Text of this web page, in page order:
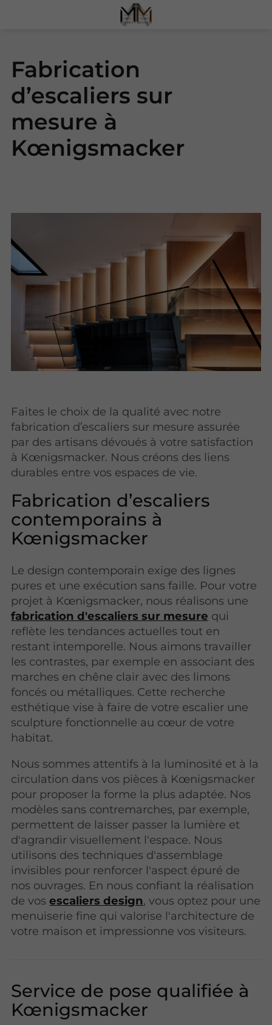
Fabrication
d’escaliers sur
mesure à
Kœnigsmacker
Faites le choix de la qualité avec notre
fabrication d’escaliers sur mesure assurée
par des artisans dévoués à votre satisfaction
à Kœnigsmacker. Nous créons des liens
durables entre vos espaces de vie.
Fabrication d’escaliers
contemporains à
Kœnigsmacker
Le design contemporain exige des lignes
pures et une exécution sans faille. Pour votre
projet à Kœnigsmacker, nous réalisons une
fabrication d'escaliers sur mesure qui
reflète les tendances actuelles tout en
restant intemporelle. Nous aimons travailler
les contrastes, par exemple en associant des
marches en chêne clair avec des limons
foncés ou métalliques. Cette recherche
esthétique vise à faire de votre escalier une
sculpture fonctionnelle au cœur de votre
habitat.
Nous sommes attentifs à la luminosité et à la
circulation dans vos pièces à Kœnigsmacker
pour proposer la forme la plus adaptée. Nos
modèles sans contremarches, par exemple,
permettent de laisser passer la lumière et
d'agrandir visuellement l'espace. Nous
utilisons des techniques d'assemblage
invisibles pour renforcer l'aspect épuré de
nos ouvrages. En nous confiant la réalisation
de vosescaliers design, vous optez pour une
menuiserie fine qui valorise l'architecture de
votre maison et impressionne vos visiteurs.
Service de pose qualifiée à
Kœnigsmacker